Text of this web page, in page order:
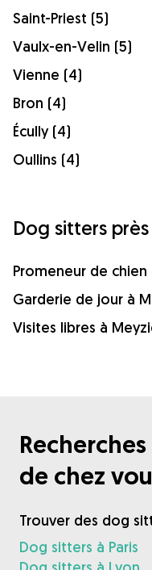
Saint-Priest (5)
Vaulx-en-Velin (5)
Vienne (4)
Bron (4)
Écully (4)
Oullins (4)
Dog sitters
Promeneur de chien
Garderie de jour à
Visites libres à
de chez
Trouver des dog
Dog sitters à Paris